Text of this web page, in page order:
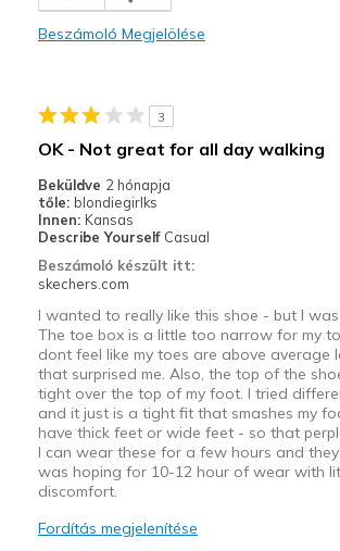
Beszámoló Megjelölése
3
OK - Not great for all day walking
Beküldve 2 hónapja
tőle: blondiegirlks
Innen: Kansas
Describe Yourself Casual
Beszámoló készült itt:
skechers.com
I wanted to really like this shoe - but I
The toe box is a little too narrow for my
dont feel like my toes are above average
that surprised me. Also, the top of the
tight over the top of my foot. I tried
and it just is a tight fit that smashes my
have thick feet or wide feet - so that
I can wear these for a few hours and
was hoping for 10-12 hour of wear with
discomfort.
Fordítás megjelenítése